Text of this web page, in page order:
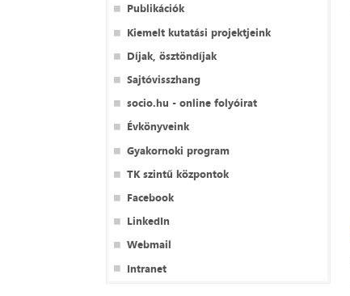
Publikációk
Kiemelt kutatási projektjeink
Díjak, ösztöndíjak
Sajtóvisszhang
socio.hu - online folyóirat
Évkönyveink
Gyakornoki program
TK szintű központok
Facebook
LinkedIn
Webmail
Intranet